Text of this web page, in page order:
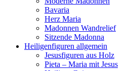
Bavaria
Herz Maria
Madonnen Wandrelief
Sitzende Madonna
Heiligenfiguren allgemein
Jesusfiguren aus Holz
Pieta – Maria mit Jesus